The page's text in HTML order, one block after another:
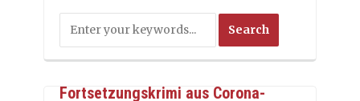
Fortsetzungskrimi aus Corona-